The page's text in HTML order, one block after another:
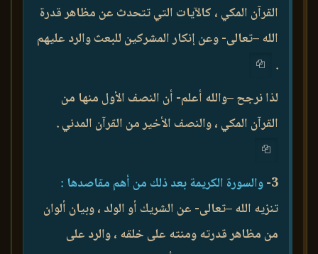
القرآن المكي ، كالآيات التي تتحدث عن مظاهر قدرة
الله –تعالى- وعن إنكار المشركين للبعث والرد عليهم
.
لذا نرجح –والله أعلم- أن النصف الأول منها من
القرآن المكي ، والنصف الأخير من القرآن المدني .
3- والسورة الكريمة بعد ذلك من أهم مقاصدها :
تنزيه الله –تعالى- عن الشريك أو الولد ، وبيان ألوان
من مظاهر قدرته ومنته على خلقه ، والرد على